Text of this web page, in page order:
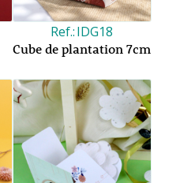
IDG18
Cube de plantation 7cm